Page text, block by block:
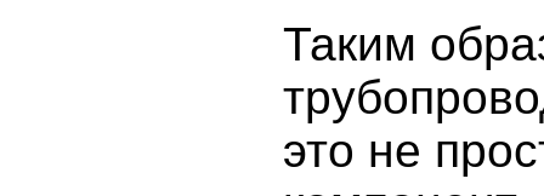
Таким
это не